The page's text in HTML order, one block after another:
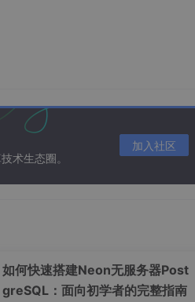
术生态圈。
加入社区
如何快速搭建Neon无服务器Post
greSQL：面向初学者的完整指南